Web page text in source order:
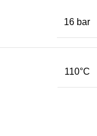
16 bar
110°C